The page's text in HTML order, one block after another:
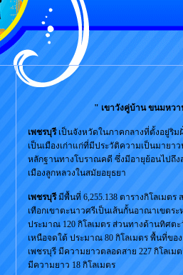
" เขาวังคู่บ้าน ขนมหวา
เพชรบุรีเป็นจังหวัดในภาคกลางที่ตั้งอยู่ริมฝั่
เป็นเมืองเก่าแก่ที่มีประวัติความเป็นมาย
หลักฐานทางโบราณคดี ซึ่งมีอายุย้อนไปถึ
เมืองลูกหลวงในสมัยอยุธยา
เพชรบุรีมีพื้นที่ 6,255.138 ตารางกิโลเมต
เทือกเขาตะนาวศรีเป็นเส้นกั้นอาณาเขตร
ประมาณ 120 กิโลเมตร ส่วนทางด้านทิศต
เหนือจดใต้ ประมาณ 80 กิโลเมตร พื้นที่ข
เพชรบุรี มีความยาวตลอดสาย 227 กิโลเ
มีความยาว 18 กิโลเมตร